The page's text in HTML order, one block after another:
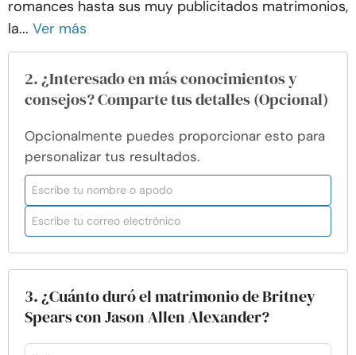
romances hasta sus muy publicitados matrimonios,
la... Ver más
2. ¿Interesado en más conocimientos y
consejos? Comparte tus detalles (Opcional)
Opcionalmente puedes proporcionar esto para
personalizar tus resultados.
3. ¿Cuánto duró el matrimonio de Britney
Spears con Jason Allen Alexander?